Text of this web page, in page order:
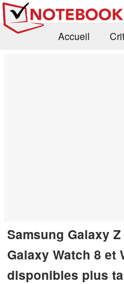
Accueil
Samsung Galaxy
Galaxy Watch 8 et
disponibles plus